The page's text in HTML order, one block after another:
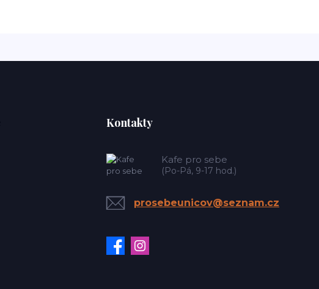
Kontakty
Kafe pro sebe
(Po-Pá, 9-17 hod.)
prosebeunicov@seznam.cz